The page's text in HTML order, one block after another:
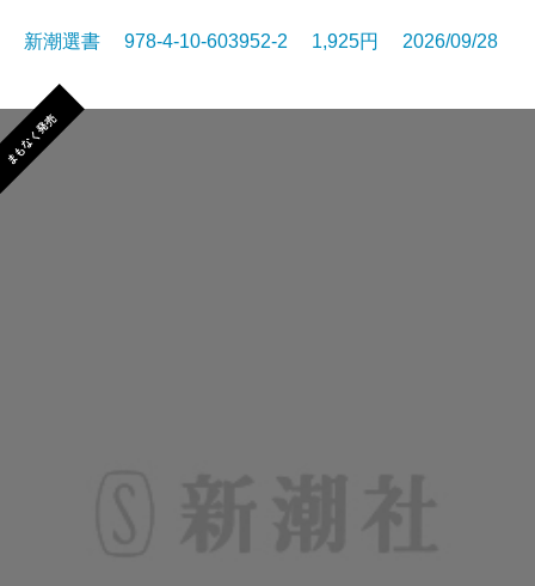
新潮選書 978-4-10-603952-2 1,925円 2026/09/28
まもなく発売